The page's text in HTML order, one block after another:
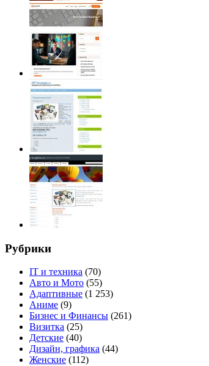
Рубрики
IT и техника (70)
Авто и Мото (55)
Адаптивные (1 253)
Аниме (9)
Бизнес и Финансы (261)
Визитка (25)
Детские (40)
Дизайн, графика (44)
Женские (112)